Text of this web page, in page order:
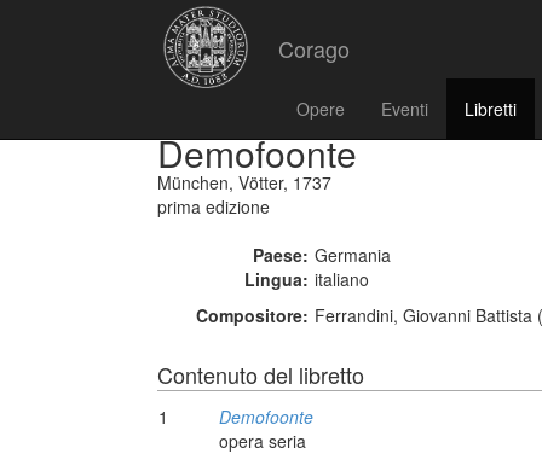
Corago
Opere Eventi Libretti
Demofoonte
München, Vötter, 1737
prima edizione
Paese: Germania
Lingua: italiano
Compositore: Ferrandini, Giovanni Battista
Contenuto del libretto
1
Demofoonte
opera seria